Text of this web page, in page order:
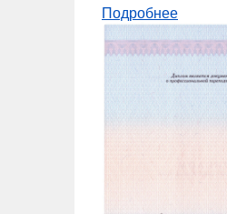
Подробнее